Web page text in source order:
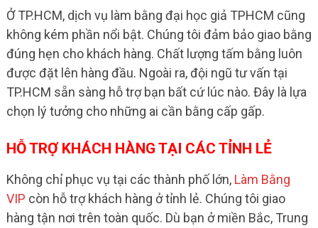
Ở TP.HCM, dịch vụ làm bằng đại học giả TPHCM cũng
không kém phần nổi bật. Chúng tôi đảm bảo giao bằng
đúng hẹn cho khách hàng. Chất lượng tấm bằng luôn
được đặt lên hàng đầu. Ngoài ra, đội ngũ tư vấn tại
TP.HCM sẵn sàng hỗ trợ bạn bất cứ lúc nào. Đây là lựa
chọn lý tưởng cho những ai cần bằng cấp gấp.
HỖ TRỢ KHÁCH HÀNG TẠI CÁC TỈNH LẺ
Không chỉ phục vụ tại các thành phố lớn, Làm Bằng
VIP còn hỗ trợ khách hàng ở tỉnh lẻ. Chúng tôi giao
hàng tận nơi trên toàn quốc. Dù bạn ở miền Bắc, Trung